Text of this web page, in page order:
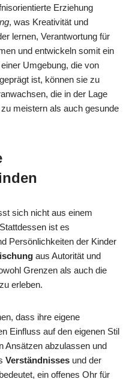
Erziehung
, was Kreativität und
lernen, Verantwortung für
und entwickeln somit ein
Umgebung, die von
ist, können sie zu
die in der Lage
meistern als auch gesunde
sich nicht aus einem
ist es
Persönlichkeiten der Kinder
aus Autorität und
Grenzen als auch die
zu erleben.
dass ihre eigene
Einfluss auf den eigenen Stil
Ansätzen abzulassen und
Verständnisses und der
ein offenes Ohr für